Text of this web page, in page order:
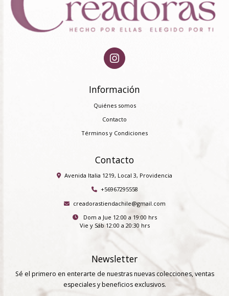
Información
Quiénes somos
Contacto
Términos y Condiciones
Contacto
Avenida Italia 1219, Local 3, Providencia
+56967295558
creadorastiendachile@gmail.com
Dom a Jue 12:00 a 19:00 hrs
Vie y Sáb 12:00 a 20:30 hrs
Newsletter
Sé el primero en enterarte de nuestras nuevas colecciones, ventas
especiales y beneficios exclusivos.